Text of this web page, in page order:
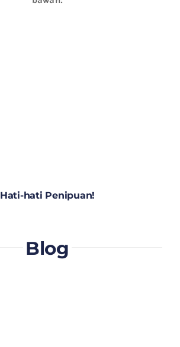
Hati-hati Penipuan!
Blog